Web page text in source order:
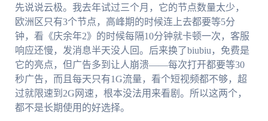
先说说云极。我去年试过三个月，它的节点数量太少，
欧洲区只有3个节点，高峰期的时候连上去都要等5分
钟，看《庆余年2》的时候每隔10分钟就卡顿一次，客服
响应还慢，发消息半天没人回。后来换了biubiu，免费是
它的亮点，但广告多到让人崩溃——每次打开都要等30
秒广告，而且每天只有1G流量，看个短视频都不够，超
过就限速到2G网速，根本没法用来看剧。所以这两个，
都不是长期使用的好选择。